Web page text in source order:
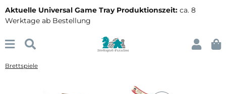
Aktuelle Universal Game Tray Produktionszeit: ca. 8
Werktage ab Bestellung
Brettspiele